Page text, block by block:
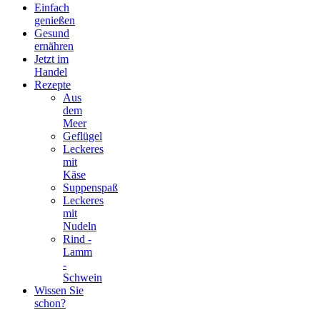
Einfach
genießen
Gesund
ernähren
Jetzt im
Handel
Rezepte
Aus
dem
Meer
Geflügel
Leckeres
mit
Käse
Suppenspaß
Leckeres
mit
Nudeln
Rind -
Lamm
-
Schwein
Wissen Sie
schon?